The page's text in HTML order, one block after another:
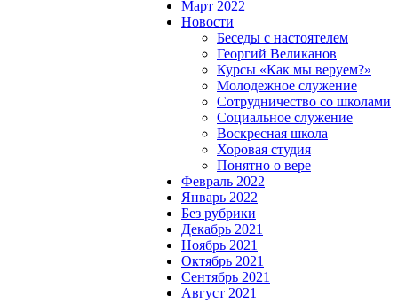
Март 2022
Новости
Беседы с настоятелем
Георгий Великанов
Курсы «Как мы веруем?»
Молодежное служение
Сотрудничество со школами
Социальное служение
Воскресная школа
Хоровая студия
Понятно о вере
Февраль 2022
Январь 2022
Без рубрики
Декабрь 2021
Ноябрь 2021
Октябрь 2021
Сентябрь 2021
Август 2021